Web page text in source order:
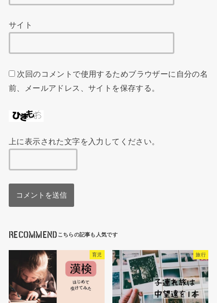
サイト
次回のコメントで使用するためブラウザーに自分の名
前、メールアドレス、サイトを保存する。
上に表示された文字を入力してください。
RECOMMEND
育児 旅行